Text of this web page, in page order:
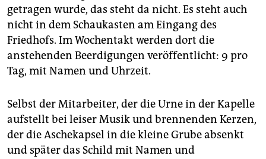
getragen wurde, das steht da nicht. Es steht auch
nicht in dem Schaukasten am Eingang des
Friedhofs. Im Wochentakt werden dort die
anstehenden Beerdigungen veröffentlicht: 9 pro
Tag, mit Namen und Uhrzeit.
Selbst der Mitarbeiter, der die Urne in der Kapelle
aufstellt bei leiser Musik und brennenden Kerzen,
der die Aschekapsel in die kleine Grube absenkt
und später das Schild mit Namen und